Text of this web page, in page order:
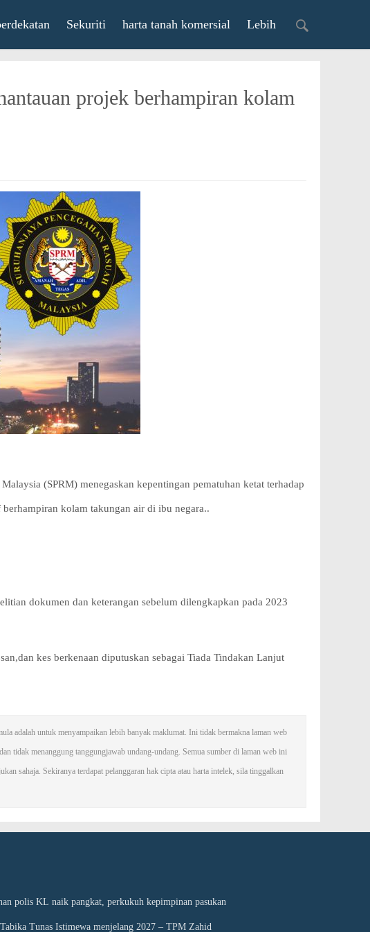
Sekuriti harta tanah komersial Lebih
projek berhampiran kolam
(SPRM) menegaskan kepentingan pematuhan ketat terhadap
kolam takungan air di ibu negara..
dokumen dan keterangan sebelum dilengkapkan pada 2023
kes berkenaan diputuskan sebagai Tiada Tindakan Lanjut
adalah untuk menyampaikan lebih banyak maklumat. Ini tidak bermakna laman web
tidak menanggung tanggungjawab undang-undang. Semua sumber di laman web ini
sahaja. Sekiranya terdapat pelanggaran hak cipta atau harta intelek, sila tinggalkan
polis KL naik pangkat, perkukuh kepimpinan pasukan
Tabika Tunas Istimewa menjelang 2027 – TPM Zahid